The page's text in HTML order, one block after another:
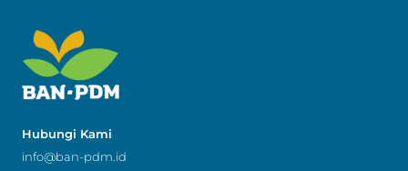
Hubungi Kami
info@ban-pdm.id